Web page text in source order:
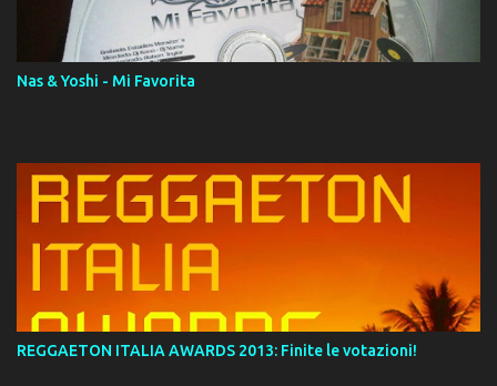
Momento!
Nas & Yoshi - Mi Favorita
REGGAETON ITALIA AWARDS 2013: Finite le votazioni!